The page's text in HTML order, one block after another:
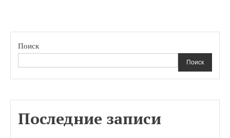
Поиск
Поиск
Последние записи